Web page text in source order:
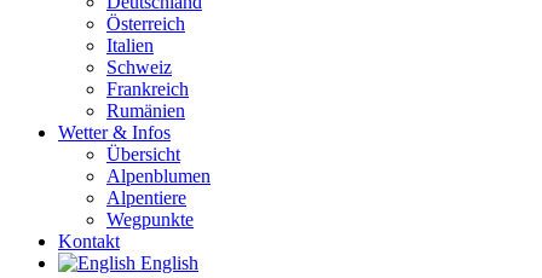
Österreich
Italien
Schweiz
Frankreich
Rumänien
Wetter & Infos
Übersicht
Alpenblumen
Alpentiere
Wegpunkte
Kontakt
English